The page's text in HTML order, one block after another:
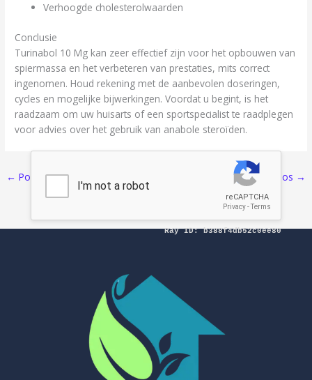
Verhoogde cholesterolwaarden
Conclusie
Turinabol 10 Mg kan zeer effectief zijn voor het opbouwen van
spiermassa en het verbeteren van prestaties, mits correct
ingenomen. Houd rekening met de aanbevolen doseringen,
cycles en mogelijke bijwerkingen. Voordat u begint, is het
raadzaam om uw huisarts of een sportspecialist te raadplegen
voor advies over het gebruik van anabole steroïden.
← Pos Sebelumnya Selanjutnya Pos →